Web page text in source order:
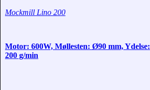
Mockmill Lino 200
Motor: 600W, Møllesten: Ø90 mm, Ydelse:
200 g/min